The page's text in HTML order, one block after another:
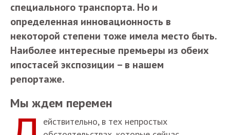
специального транспорта. Но и
определенная инновационность в
некоторой степени тоже имела место быть.
Наиболее интересные премьеры из обеих
ипостасей экспозиции – в нашем
репортаже.
Мы ждем перемен
ействительно, в тех непростых